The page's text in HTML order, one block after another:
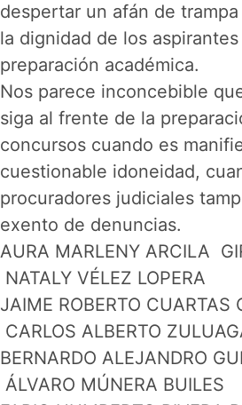
despertar un afán de
la dignidad de los
preparación académica.
Nos parece inconcebible
siga al frente de la
concursos cuando es
cuestionable idoneidad,
procuradores judiciales
exento de denuncias.
AURA MARLENY
NATALY VÉLEZ LOPERA
JAIME ROBERTO
CARLOS ALBERTO
BERNARDO ALEJANDRO
ÁLVARO MÚNERA BUILES